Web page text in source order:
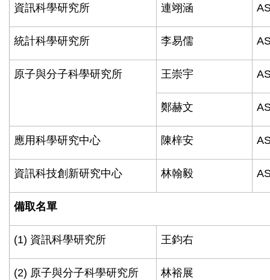
資訊科學研究所 連翊涵
統計科學研究所 李易儒
原子與分子科學研究所 王崇宇
鄭赫文
應用科學研究中心 陳梓安
資訊科技創新研究中心 林翰毅
備取名單
(1) 資訊科學研究所 王鈞右
(2) 原子與分子科學研究所 林裕展